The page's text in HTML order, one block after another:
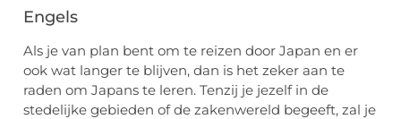
Engels
Als je van plan bent om te reizen door Japan en er
ook wat langer te blijven, dan is het zeker aan te
raden om Japans te leren. Tenzij je jezelf in de
stedelijke gebieden of de zakenwereld begeeft, zal je